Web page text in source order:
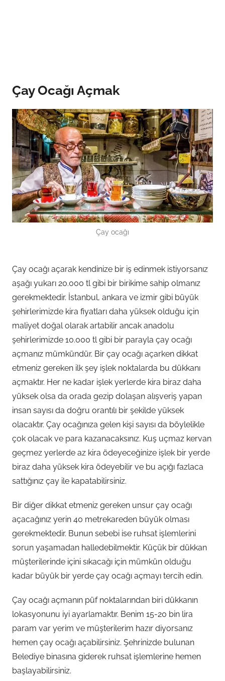
Çay Ocağı Açmak
Çay ocağı
Çay ocağı açarak kendinize bir iş edinmek istiyorsanız
aşağı yukarı 20.000 tl gibi bir birikime sahip olmanız
gerekmektedir. İstanbul, ankara ve izmir gibi büyük
şehirlerimizde kira fiyatları daha yüksek olduğu için
maliyet doğal olarak artabilir ancak anadolu
şehirlerimizde 10.000 tl gibi bir parayla çay ocağı
açmanız mümkündür. Bir çay ocağı açarken dikkat
etmeniz gereken ilk şey işlek noktalarda bu dükkanı
açmaktır. Her ne kadar işlek yerlerde kira biraz daha
yüksek olsa da orada gezip dolaşan alışveriş yapan
insan sayısı da doğru orantılı bir şekilde yüksek
olacaktır. Çay ocağınıza gelen kişi sayısı da böylelikle
çok olacak ve para kazanacaksınız. Kuş uçmaz kervan
geçmez yerlerde az kira ödeyeceğinize işlek bir yerde
biraz daha yüksek kira ödeyebilir ve bu açığı fazlaca
sattığınız çay ile kapatabilirsiniz.
Bir diğer dikkat etmeniz gereken unsur çay ocağı
açacağınız yerin 40 metrekareden büyük olması
gerekmektedir. Bunun sebebi ise ruhsat işlemlerini
sorun yaşamadan halledebilmektir. Küçük bir dükkan
müşterilerinde içini sıkacağı için mümkün olduğu
kadar büyük bir yerde çay ocağı açmayı tercih edin.
Çay ocağı açmanın püf noktalarından biri dükkanın
lokasyonunu iyi ayarlamaktır. Benim 15-20 bin lira
param var yerim ve müşterilerim hazır diyorsanız
hemen çay ocağı açabilirsiniz. Şehrinizde bulunan
Belediye binasına giderek ruhsat işlemlerine hemen
başlayabilirsiniz.